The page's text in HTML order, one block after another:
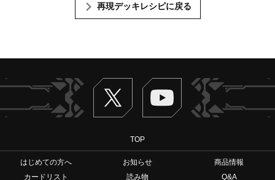
再現デッキレシピに戻る
Twitter ヴァンガードch
TOP
はじめての方へ お知らせ
商品情報
カードリスト
読み物
Q&A